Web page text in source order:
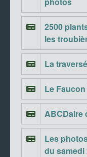
2500
les
La
Le
ABCDaire
Les
du samedi